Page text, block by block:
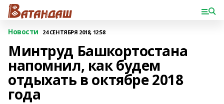
Новости 24 СЕНТЯБРЯ 2018, 12:58
Минтруд Башкортостана
напомнил, как будем
отдыхать в октябре 2018
года